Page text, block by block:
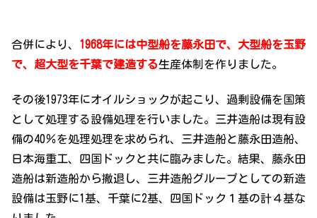
合併により、 1968年には中型船を藤永田で、大型船を玉野
で、超大型を千葉で建造する生産体制を作りました。
その後1973年にオイルショックが起こり、過剰設備を国策
として処理する設備処理を行いました。三井造船は現有設
備の40％を処理処理を求められ、三井造船と藤永田造船、
日本海重工、四国ドックと共に臨みました。結果、藤永田
造船は新造船から撤退し、三井造船グループとしての新造
設備は玉野に1基、千葉に2基、四国ドック１基の計４基な